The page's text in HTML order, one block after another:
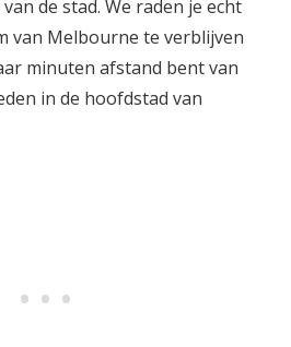
de stad. We raden je echt
van Melbourne te verblijven
minuten afstand bent van
in de hoofdstad van